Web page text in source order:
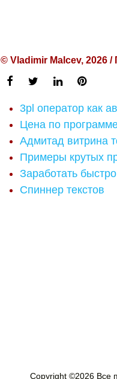
© Vladimir Malcev, 2026 /
3pl оператор как
Цена по
Адмитад витрина
Примеры крутых
Заработать
Спиннер текстов
Copyright ©2026 Все